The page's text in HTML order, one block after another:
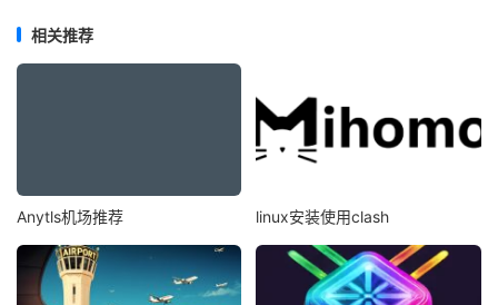
相关推荐
Anytls机场推荐 linux安装使用clash